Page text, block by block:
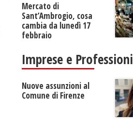
Mercato di
Sant’Ambrogio, cosa
cambia da lunedì 17
febbraio
Imprese e Professioni
Nuove assunzioni al
Comune di Firenze